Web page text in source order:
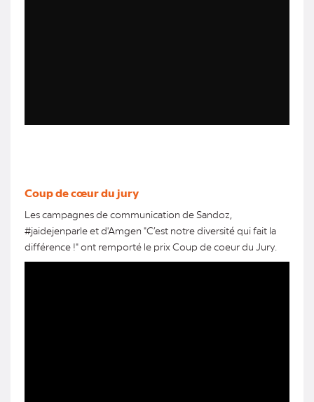
Coup de cœur du jury
Les campagnes de communication de Sandoz,
#jaidejenparle et d'Amgen "C’est notre diversité qui fait la
différence !" ont remporté le prix Coup de coeur du Jury.